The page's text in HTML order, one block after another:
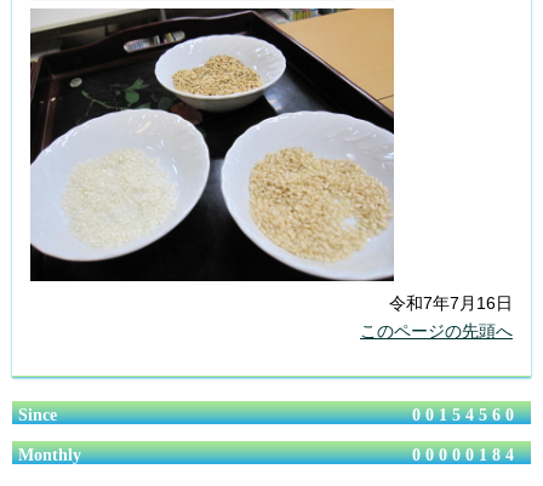
Since 00154560
Monthly 00000184
令和7年7月16日
このページの先頭へ